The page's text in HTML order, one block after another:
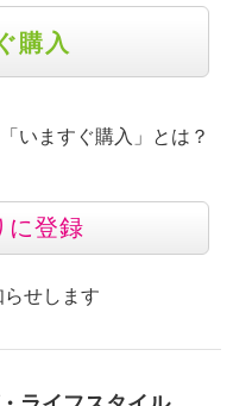
購入
「いますぐ購入」とは？
に登録
せします